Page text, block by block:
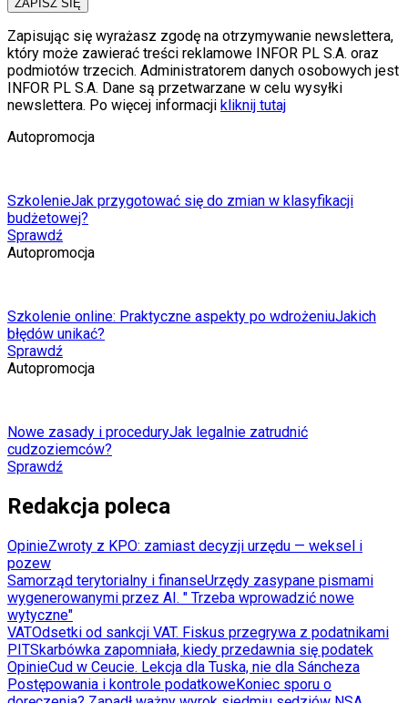
ZAPISZ SIĘ
Zapisując się wyrażasz zgodę na otrzymywanie newslettera,
który może zawierać treści reklamowe INFOR PL S.A. oraz
podmiotów trzecich. Administratorem danych osobowych jest
INFOR PL S.A. Dane są przetwarzane w celu wysyłki
newslettera. Po więcej informacji kliknij tutaj
Autopromocja
SzkolenieJak przygotować się do zmian w klasyfikacji
budżetowej?
Sprawdź
Autopromocja
Szkolenie online: Praktyczne aspekty po wdrożeniuJakich
błędów unikać?
Sprawdź
Autopromocja
Nowe zasady i proceduryJak legalnie zatrudnić
cudzoziemców?
Sprawdź
Redakcja poleca
OpinieZwroty z KPO: zamiast decyzji urzędu — weksel i
pozew
Samorząd terytorialny i finanseUrzędy zasypane pismami
wygenerowanymi przez AI. " Trzeba wprowadzić nowe
wytyczne"
VATOdsetki od sankcji VAT. Fiskus przegrywa z podatnikami
PITSkarbówka zapomniała, kiedy przedawnia się podatek
OpinieCud w Ceucie. Lekcja dla Tuska, nie dla Sáncheza
Postępowania i kontrole podatkoweKoniec sporu o